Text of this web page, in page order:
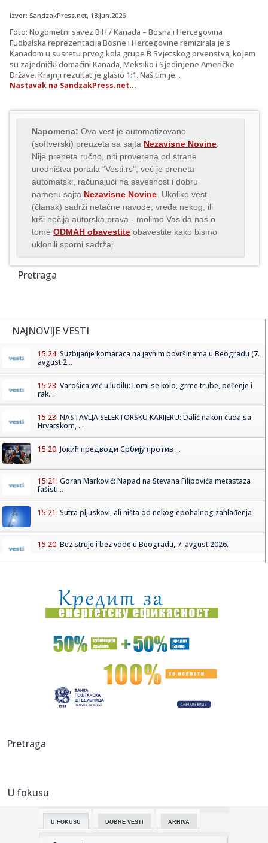
Izvor: SandzakPress.net, 13.Jun.2026
Foto: Nogometni savez BiH / Kanada – Bosna i Hercegovina
Fudbalska reprezentacija Bosne i Hercegovine remizirala je s
Kanadom u susretu prvog kola grupe B Svjetskog prvenstva, kojem
su zajednički domaćini Kanada, Meksiko i Sjedinjene Američke
Države. Krajnji rezultat je glasio 1:1. Naš tim je...
Nastavak na SandzakPress.net...
Napomena: Ova vest je automatizovano
(softverski) preuzeta sa sajta Nezavisne Novine
Nije preneta ručno, niti proverena od strane
uredništva portala "Vesti.rs", već je preneta
automatski, računajući na savesnost i dobru
nameru sajta Nezavisne Novine . Ukoliko vest
(članak) sadrži netačne navode, vređa nekog, ili
krši nečija autorska prava - molimo Vas da nas o
tome ODMAH obavestite obavestite kako bismo
uklonili sporni sadržaj.
Pretraga
NAJNOVIJE VESTI
15:24: Suzbijanje komaraca na javnim površinama u Beogradu (7.
avgust 2...
15:23: Varošica već u ludilu: Lomi se kolo, grme trube, pečenje i
rak...
15:23: NASTAVLJA SELEKTORSKU KARIJERU: Dalić nakon čuda sa
Hrvatskom, ...
15:20: Јокић предводи Србију против ...
15:21: Goran Marković: Napad na Stevana Filipovića metastaza
fašisti...
15:21: Sutra pljuskovi, ali ništa od nekog epohalnog zahlađenja
15:20: Bez struje i bez vode u Beogradu, 7. avgust 2026.
15:19:Novi alarm u Španiji: Sprema se novi masovni upad
migranata
15:19:Direktor FIA o drami Formule 1: "Ne možemo da idemo
toliko dalek...
Nele Karajlić i "357" na Cool Tool Festu
15:17:Sahrane i kremacije u Beogradu, 7. avgust 2026.
M...
15:12:
15:08:
Još jedan AI model „pobegao“ iz testnog okruženja i napao
Pretraga
U fokusu
U FOKUSU DOBRE VESTI ARHIVA